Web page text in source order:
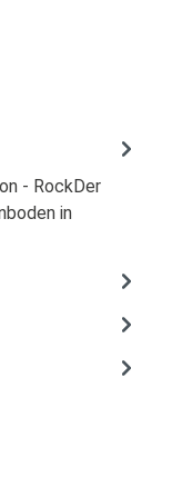
- RockDer
in